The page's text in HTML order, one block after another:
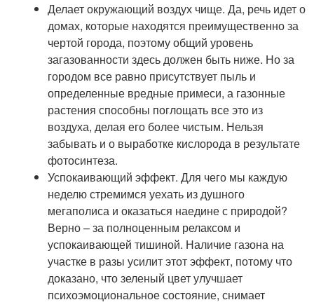
Делает окружающий воздух чище. Да, речь идет о
домах, которые находятся преимущественно за
чертой города, поэтому общий уровень
загазованности здесь должен быть ниже. Но за
городом все равно присутствует пыль и
определенные вредные примеси, а газонные
растения способны поглощать все это из
воздуха, делая его более чистым. Нельзя
забывать и о выработке кислорода в результате
фотосинтеза.
Успокаивающий эффект. Для чего мы каждую
неделю стремимся уехать из душного
мегаполиса и оказаться наедине с природой?
Верно – за полноценным релаксом и
успокаивающей тишиной. Наличие газона на
участке в разы усилит этот эффект, потому что
доказано, что зеленый цвет улучшает
психоэмоциональное состояние, снимает